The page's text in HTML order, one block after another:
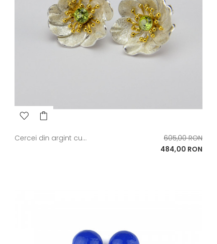
Cercei din argint cu...
Pret
de
605,00 RON
Pret
484,00 RON